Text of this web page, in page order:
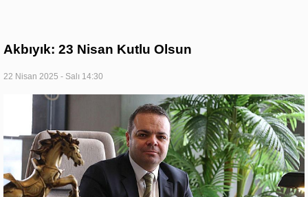
Akbıyık: 23 Nisan Kutlu Olsun
22 Nisan 2025 - Salı 14:30